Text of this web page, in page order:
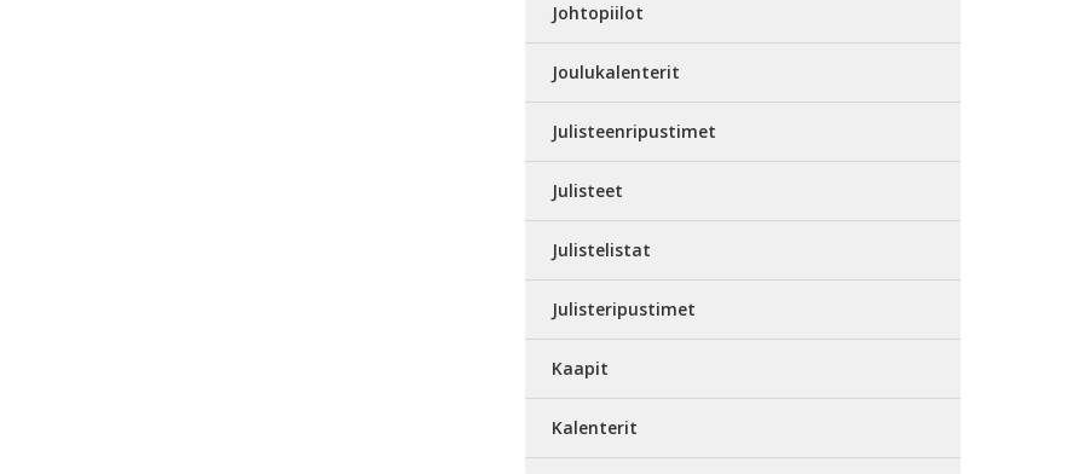
Johtopiilot
Joulukalenterit
Julisteenripustimet
Julisteet
Julistelistat
Julisteripustimet
Kaapit
Kalenterit